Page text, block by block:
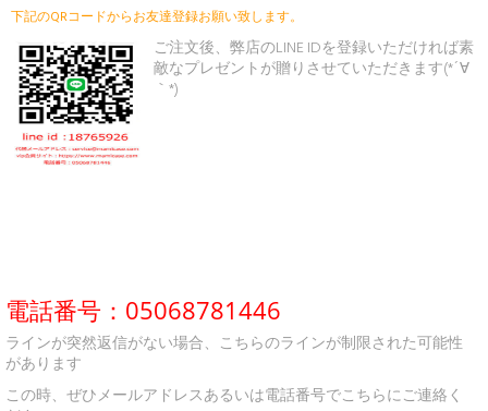
下記のQRコードからお友達登録お願い致します。
ご注文後、弊店のLINE IDを登録いただければ素
敵なプレゼントが贈りさせていただきます(*´∀
｀*)
電話番号：05068781446
ラインが突然返信がない場合、こちらのラインが制限された可能性
があります
この時、ぜひメールアドレスあるいは電話番号でこちらにご連絡く